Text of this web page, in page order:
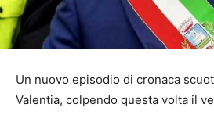
Un nuovo episodio di cronaca
Valentia, colpendo questa volta il